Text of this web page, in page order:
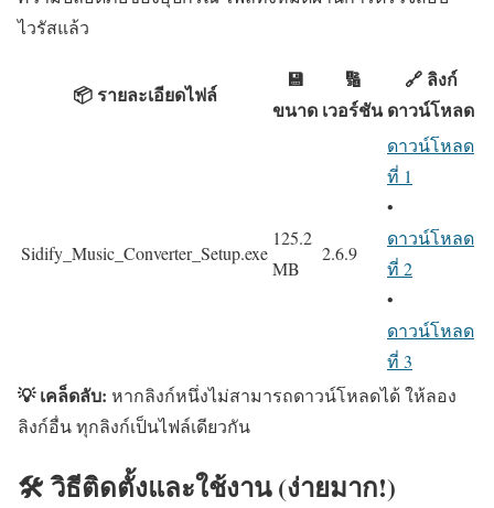
ไวรัสแล้ว
📦 รายละเอียดไฟล์
💾
ขนาด
🔢
เวอร์ชัน
🔗 ลิงก์
ดาวน์โหลด
Sidify_Music_Converter_Setup.exe
125.2
MB
2.6.9
ดาวน์โหลด
ที่ 1
•
ดาวน์โหลด
ที่ 2
•
ดาวน์โหลด
ที่ 3
💡 เคล็ดลับ: หากลิงก์หนึ่งไม่สามารถดาวน์โหลดได้ ให้ลอง
ลิงก์อื่น ทุกลิงก์เป็นไฟล์เดียวกัน
🛠️ วิธีติดตั้งและใช้งาน (ง่ายมาก!)